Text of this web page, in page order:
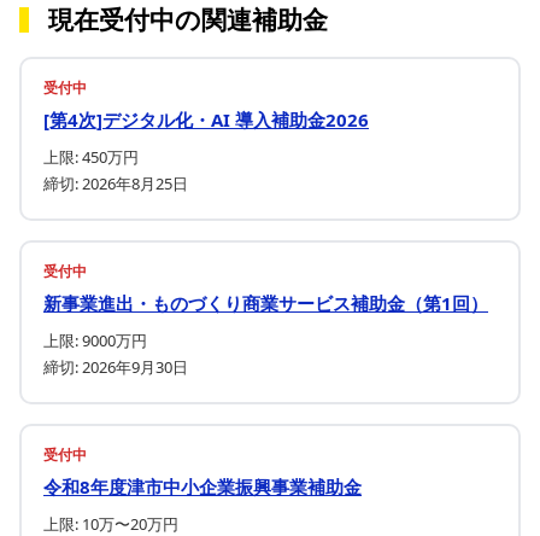
現在受付中の関連補助金
受付中
[第4次]デジタル化・AI 導入補助金2026
上限: 450万円
締切: 2026年8月25日
受付中
新事業進出・ものづくり商業サービス補助金（第1回）
上限: 9000万円
締切: 2026年9月30日
受付中
令和8年度津市中小企業振興事業補助金
上限: 10万〜20万円